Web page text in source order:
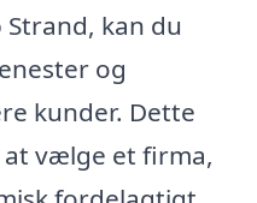
kan du
og
kunder. Dette
vælge et firma,